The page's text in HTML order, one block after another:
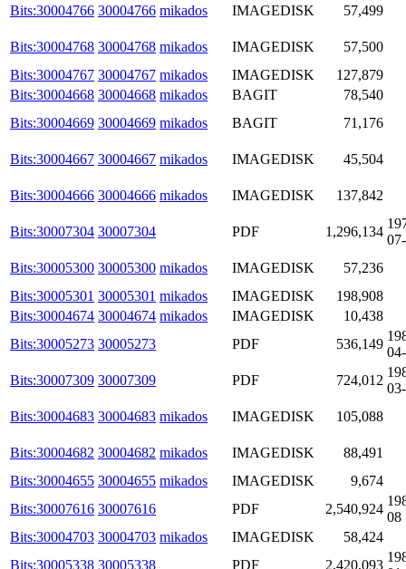
Bits:30004766 30004766 mikados IMAGEDISK 57,499
Bits:30004768 30004768 mikados IMAGEDISK
57,500
Bits:30004767 30004767 mikados IMAGEDISK
127,879
Bits:30004668 30004668 mikados BAGIT
78,540
Bits:30004669 30004669 mikados BAGIT 71,176
Bits:30004667 30004667 mikados IMAGEDISK 45,504
Bits:30004666 30004666 mikados IMAGEDISK 137,842
Bits:30007304 30007304 PDF 1,296,134
Bits:30005300 30005300 mikados IMAGEDISK
57,236
Bits:30005301 30005301 mikados IMAGEDISK
198,908
Bits:30004674 30004674 mikados IMAGEDISK
10,438
Bits:30005273 30005273 PDF 536,149
Bits:30007309 30007309 PDF 724,012
Bits:30004683 30004683 mikados IMAGEDISK 105,088
Bits:30004682 30004682 mikados IMAGEDISK
88,491
Bits:30004655 30004655 mikados IMAGEDISK
9,674
Bits:30007616 30007616 PDF 2,540,924
08
Bits:30004703 30004703 mikados IMAGEDISK
58,424
Bits:30005338 30005338 PDF 2,420,093